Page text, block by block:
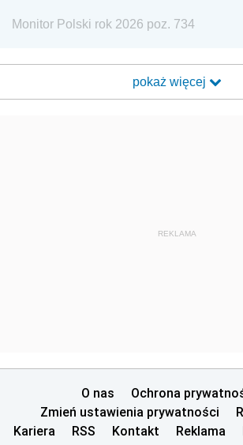
Monitor Polski rok 2026 poz. 734
pokaż więcej
REKLAMA
O nas
Ochrona
Zmień ustawienia prywatności
Kariera
RSS Kontakt Reklama